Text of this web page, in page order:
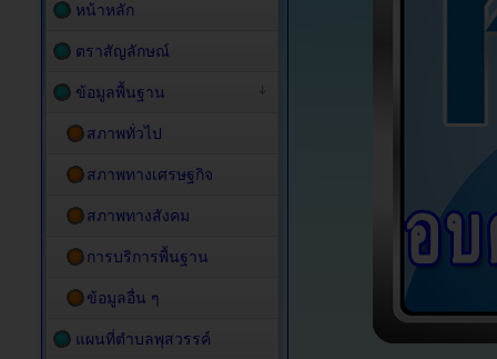
หน้าหลัก
ตราสัญลักษณ์
ข้อมูลพื้นฐาน
สภาพทั่วไป
สภาพทางเศรษฐกิจ
สภาพทางสังคม
การบริการพื้นฐาน
ข้อมูลอื่น ๆ
แผนที่ตำบลพุสวรรค์